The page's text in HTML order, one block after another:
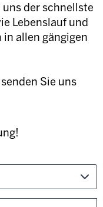
der schnellste
Lebenslauf und
allen gängigen
Sie uns